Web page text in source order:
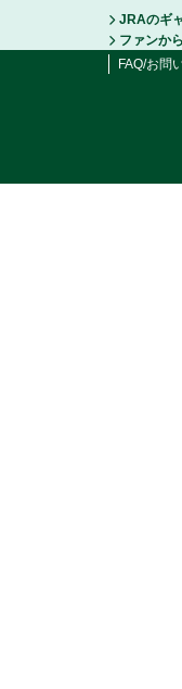
JRAのギ
ファンか
FAQ/お問